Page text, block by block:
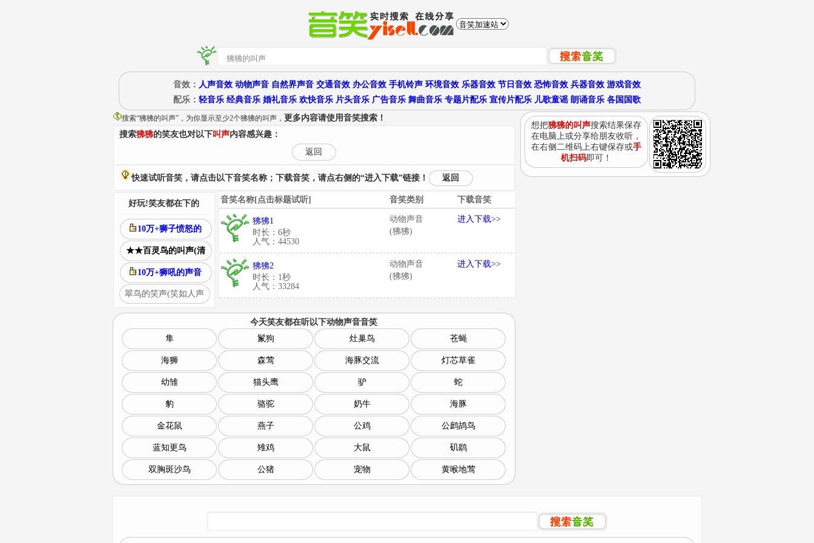
音效： 人声音效 动物声音 自然界声音 交通音效 办公音效 手机铃声 环境音效 乐器音效 节日音效 恐怖音效 兵器音效 游戏音效
配乐： 轻音乐 经典音乐 婚礼音乐 欢快音乐 片头音乐 广告音乐 舞曲音乐 专题片配乐 宣传片配乐 儿歌童谣 朗诵音乐 各国国歌
搜索“狒狒的叫声”，为你显示至少2个狒狒的叫声， 更多内容请使用音笑搜索！
搜索狒狒的笑友也对以下叫声内容感兴趣：
返回
快速试听音笑，请点击以下音笑名称；下载音笑，请点右侧的“进入下载”链接！ 返回
音笑名称[点击标题试听] 音笑类别 下载音笑
狒狒1
时长：6秒
人气：44530
动物声音
(狒狒)
进入下载>>
狒狒2
时长：1秒
人气：33284
动物声音
(狒狒)
进入下载>>
好玩!笑友都在下的
10万+狮子愤怒的
★★百灵鸟的叫声(清
10万+狮吼的声音
翠鸟的笑声(笑如人声
今天笑友都在听以下动物声音音笑
隼
鬣狗 灶巢鸟 苍蝇
海狮 森莺 海豚交流 灯芯草雀
幼雏 猫头鹰 驴 蛇
豹 骆驼 奶牛 海豚
金花鼠 燕子 公鸡 公鹧鸪鸟
蓝知更鸟 雉鸡 大鼠 矶鹞
双胸斑沙鸟 公猪 宠物 黄喉地莺
想把狒狒的叫声搜索结果保存
在电脑上或分享给朋友收听，
在右侧二维码上右键保存或手
机扫码即可！